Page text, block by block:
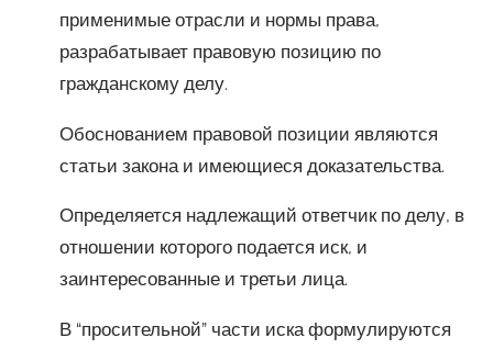
применимые отрасли и нормы права,
разрабатывает правовую позицию по
гражданскому делу.
Обоснованием правовой позиции являются
статьи закона и имеющиеся доказательства.
Определяется надлежащий ответчик по делу, в
отношении которого подается иск, и
заинтересованные и третьи лица.
В “просительной” части иска формулируются